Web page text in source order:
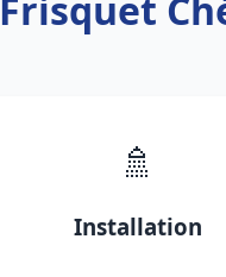
🚿
Installation